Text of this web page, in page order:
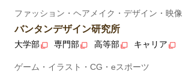
ファッション・ヘアメイク・デザイン・映像
バンタンデザイン研究所
大学部 専門部 高等部 キャリア
ゲーム・イラスト・CG・eスポーツ